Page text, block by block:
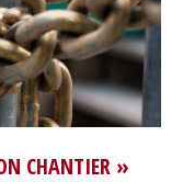
CHANTIER »